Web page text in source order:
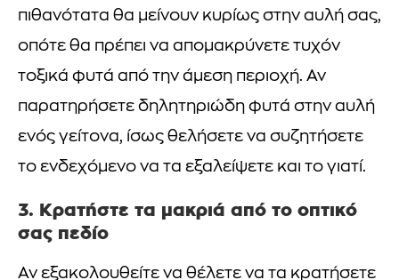
πιθανότατα θα μείνουν κυρίως στην αυλή σας,
οπότε θα πρέπει να απομακρύνετε τυχόν
τοξικά φυτά από την άμεση περιοχή. Αν
παρατηρήσετε δηλητηριώδη φυτά στην αυλή
ενός γείτονα, ίσως θελήσετε να συζητήσετε
το ενδεχόμενο να τα εξαλείψετε και το γιατί.
3. Κρατήστε τα μακριά από το οπτικό
σας πεδίο
Αν εξακολουθείτε να θέλετε να τα κρατήσετε